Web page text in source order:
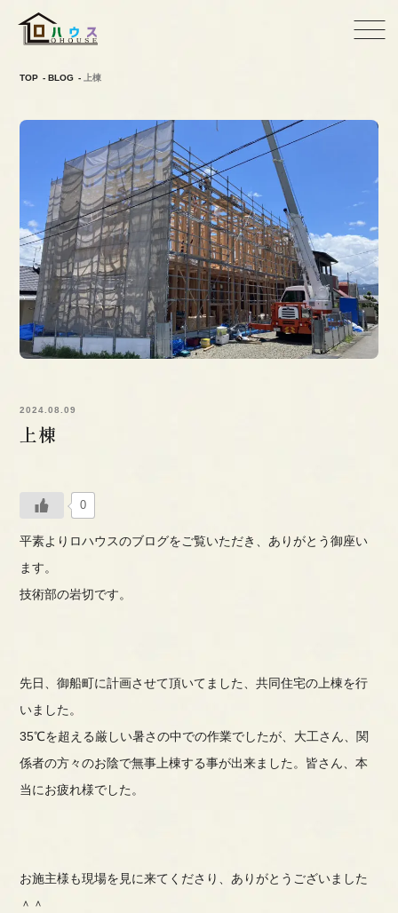
TOP BLOG 上棟
2024.08.09
上棟
0
平素よりロハウスのブログをご覧いただき、ありがとう御座い
ます。
技術部の岩切です。
先日、御船町に計画させて頂いてました、共同住宅の上棟を行
いました。
35℃を超える厳しい暑さの中での作業でしたが、大工さん、関
係者の方々のお陰で無事上棟する事が出来ました。 皆さん、本
当にお疲れ様でした。
お施主様も現場を見に来てくださり、ありがとうございました
＾＾